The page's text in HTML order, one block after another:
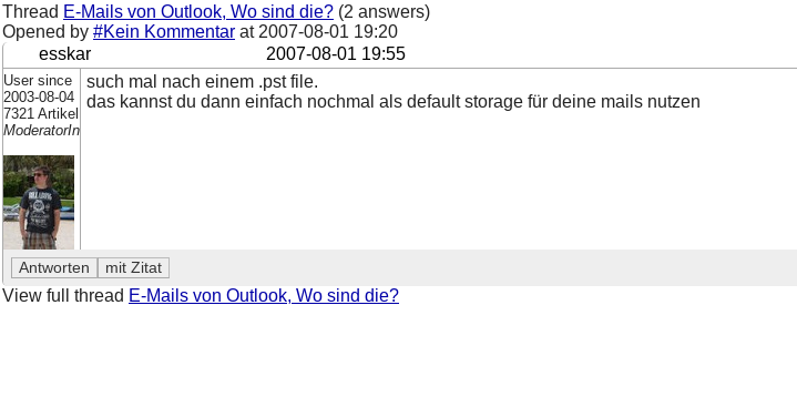
Thread E-Mails von Outlook, Wo sind die? (2 answers)
Opened by #Kein Kommentar at 2007-08-01 19:20
esskar
2007-08-01 19:55
User since
2003-08-04
7321 Artikel
ModeratorIn
such mal nach einem .pst file.
das kannst du dann einfach nochmal als default storage für deine mails nutzen
View full thread E-Mails von Outlook, Wo sind die?